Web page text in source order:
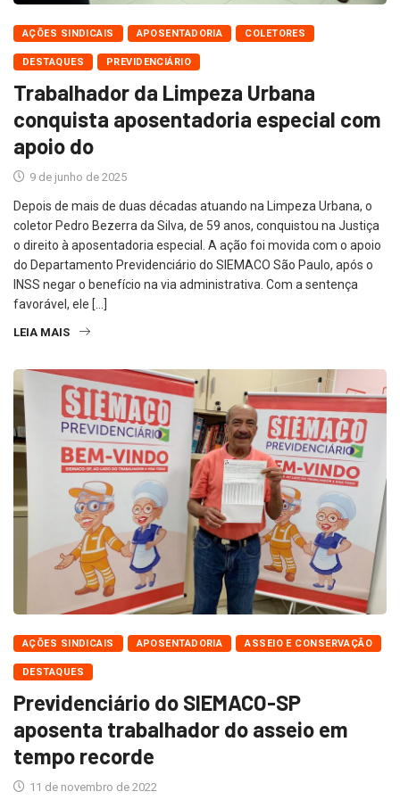
AÇÕES SINDICAIS APOSENTADORIA COLETORES
DESTAQUES PREVIDENCIÁRIO
Trabalhador da Limpeza Urbana
conquista aposentadoria especial com
apoio do
9 de junho de 2025
Depois de mais de duas décadas atuando na Limpeza Urbana, o
coletor Pedro Bezerra da Silva, de 59 anos, conquistou na Justiça
o direito à aposentadoria especial. A ação foi movida com o apoio
do Departamento Previdenciário do SIEMACO São Paulo, após o
INSS negar o benefício na via administrativa. Com a sentença
favorável, ele […]
LEIA MAIS
AÇÕES SINDICAIS APOSENTADORIA ASSEIO E CONSERVAÇÃO
DESTAQUES
Previdenciário do SIEMACO-SP
aposenta trabalhador do asseio em
tempo recorde
11 de novembro de 2022